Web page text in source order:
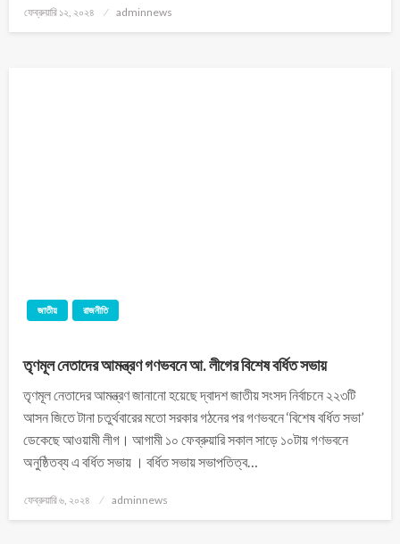
ফেব্রুয়ারি ১২, ২০২৪ adminnews
জাতীয় রাজনীতি
তৃণমূল নেতাদের আমন্ত্রণ গণভবনে আ. লীগের বিশেষ বর্ধিত সভায়
তৃণমূল নেতাদের আমন্ত্রণ জানানো হয়েছে দ্বাদশ জাতীয় সংসদ নির্বাচনে ২২৩টি
আসন জিতে টানা চতুর্থবারের মতো সরকার গঠনের পর গণভবনে ‘বিশেষ বর্ধিত সভা’
ডেকেছে আওয়ামী লীগ। আগামী ১০ ফেব্রুয়ারি সকাল সাড়ে ১০টায় গণভবনে
অনুষ্ঠিতব্য এ বর্ধিত সভায় । বর্ধিত সভায় সভাপতিত্ব…
ফেব্রুয়ারি ৬, ২০২৪ adminnews